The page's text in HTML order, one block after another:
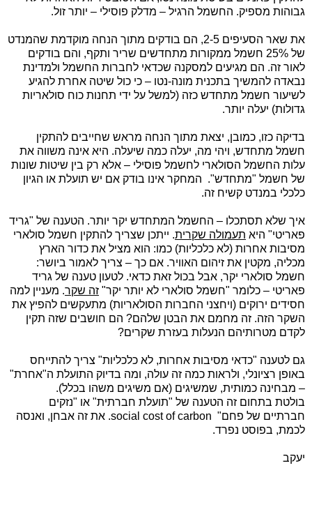
גבוהות מספיק. החשמל הרגיל – מדלק פוסילי – יותר זול.
את שאר הסעיפים 2-5, הם בודקים מתוך הנחה מוקדמת שהמנדט
של 25% חשמל ממקורות מתחדשים שריר ותקף, והם בודקים
לאור זה. הם מגיעים למסקנה שכדאי לחברות החשמל ולמדינת
נבאדה להמשיך בתכנית מונה-נטו – כי כול שיטה אחרת להגיע
לשיעור חשמל מתחדש כזה (למשל על ידי תחנות כוח סולאריות
גדולות) יעלה יותר.
בדיקה כזו, כמובן, יצאת מתוך הנחה מראש שחייבים להתקין
חשמל מתחדש, ויהי מה, יעלה כמה שיעלה. היא אינה משווה את
עלות החשמל הסולארי לחשמל פוסילי – אלא רק בין שיטות שונות
של חשמל "מתחדש". המחקר אינו בודק אם יש תועלת או הגיון
כלכלי במנדט קשיח זה.
איך שלא תסתכלו – החשמל המתחדש יקר יותר. הטענה של "גריד
פאריטי" היא תעמולה שקרית. ייתכן שצריך להתקין חשמל סולארי
מסיבות אחרות (לא כלכליות) כמו: הוא מציל את כדור הארץ
מכליה, מקטין את זיהום האוויר. אם כך – צריך לאמור ביושר:
חשמל סולארי יקר, אבל בכול זאת כדאי. לטעון טענה של גריד
פאריטי – כלומר "חשמל סולארי לא יותר יקר" זה שקר. מעניין למה
חסידים ירוקים (ויחצני החברות הסולאריות) מתעקשים להפיץ את
השקר הזה. זה מחמם את הבטן שלהם? הם חושבים שזה תקין
לקדם מטרותיהם הנעלות בעזרת שקרים?
גם לטענה "כדאי מסיבות אחרות, לא כלכליות" צריך להתייחס
באופן רציונלי, ולראות כמה זה עולה, ומה בדיוק התועלת ה"אחרת"
– מבחינה כמותית, שמשיגים (אם משיגים משהו בכלל).
בולטת בתחום זה הטענה של "תועלת חברתית" או "נזקים
חברתיים של פחם" social cost of carbon. את זה אבחן, ואנסה
לכמת, בפוסט נפרד.
יעקב